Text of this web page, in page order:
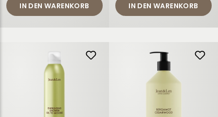
IN DEN WARENKORB IN DEN WARENKORB